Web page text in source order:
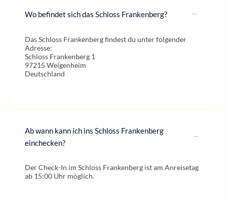
Wo befindet sich das Schloss Frankenberg?
Das Schloss Frankenberg findest du unter folgender
Adresse:
Schloss Frankenberg 1
97215 Weigenheim
Deutschland
Ab wann kann ich ins Schloss Frankenberg
einchecken?
Der Check-In im Schloss Frankenberg ist am Anreisetag
ab 15:00 Uhr möglich.